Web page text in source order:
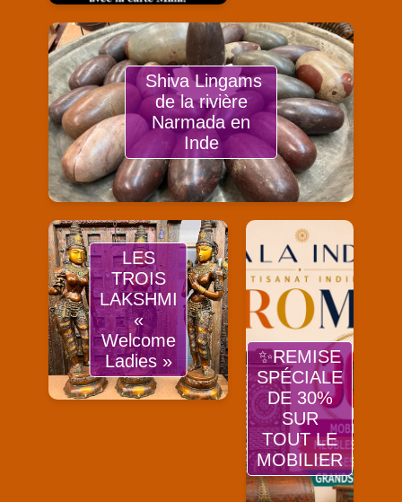
Shiva Lingams
de la rivière
Narmada en
Inde
LES
TROIS
LAKSHMI
«
Welcome
Ladies »
✨REMISE
SPÉCIALE
DE 30%
SUR
TOUT LE
MOBILIER